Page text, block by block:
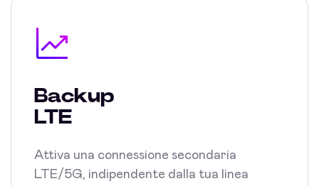
Backup
LTE
Attiva una connessione secondaria
LTE/5G, indipendente dalla tua linea